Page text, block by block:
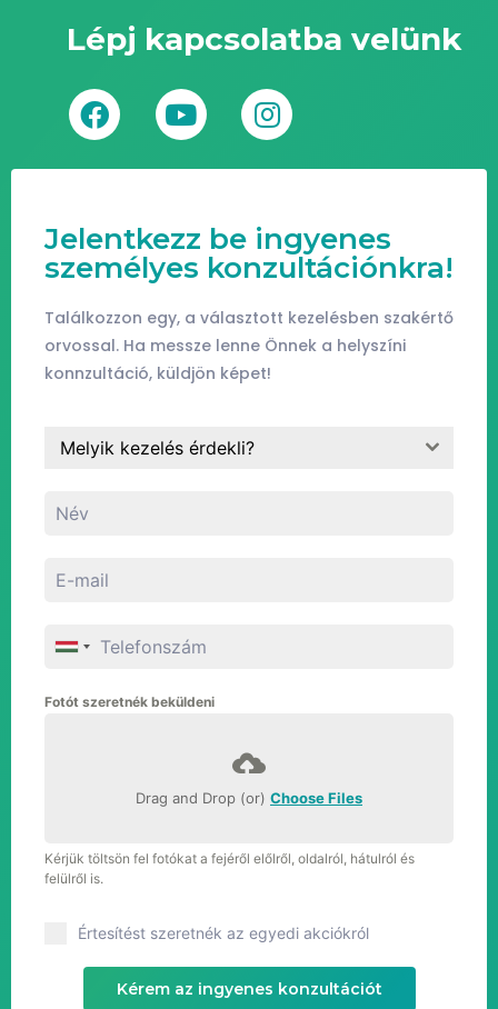
Lépj kapcsolatba velünk
Jelentkezz be ingyenes
személyes konzultációnkra!
Találkozzon egy, a választott kezelésben szakértő
orvossal. Ha messze lenne Önnek a helyszíni
konnzultáció, küldjön képet!
Melyik kezelés érdekli?
Fotót szeretnék beküldeni
Drag and Drop (or) Choose Files
Kérjük töltsön fel fotókat a fejéről előlről, oldalról, hátulról és
felülről is.
Értesítést szeretnék az egyedi akciókról
Kérem az ingyenes konzultációt